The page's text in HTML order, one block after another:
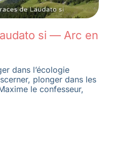
si — Arc en
dans l’écologie
plonger dans les
le confesseur,